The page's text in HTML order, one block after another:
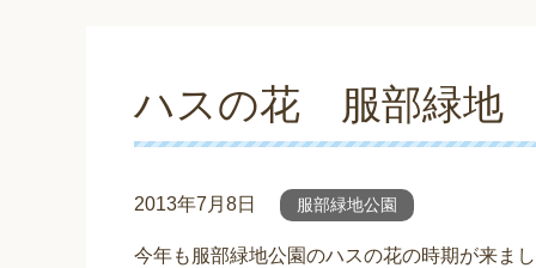
ハスの花 服部緑地
2013年7月8日 服部緑地公園
今年も服部緑地公園のハスの花の時期が来ま